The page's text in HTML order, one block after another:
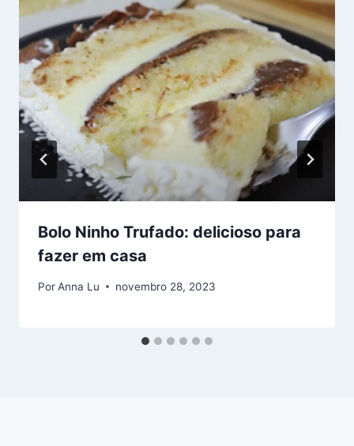
Bolo Ninho Trufado: delicioso para
fazer em casa
PorAnna Lu novembro 28, 2023